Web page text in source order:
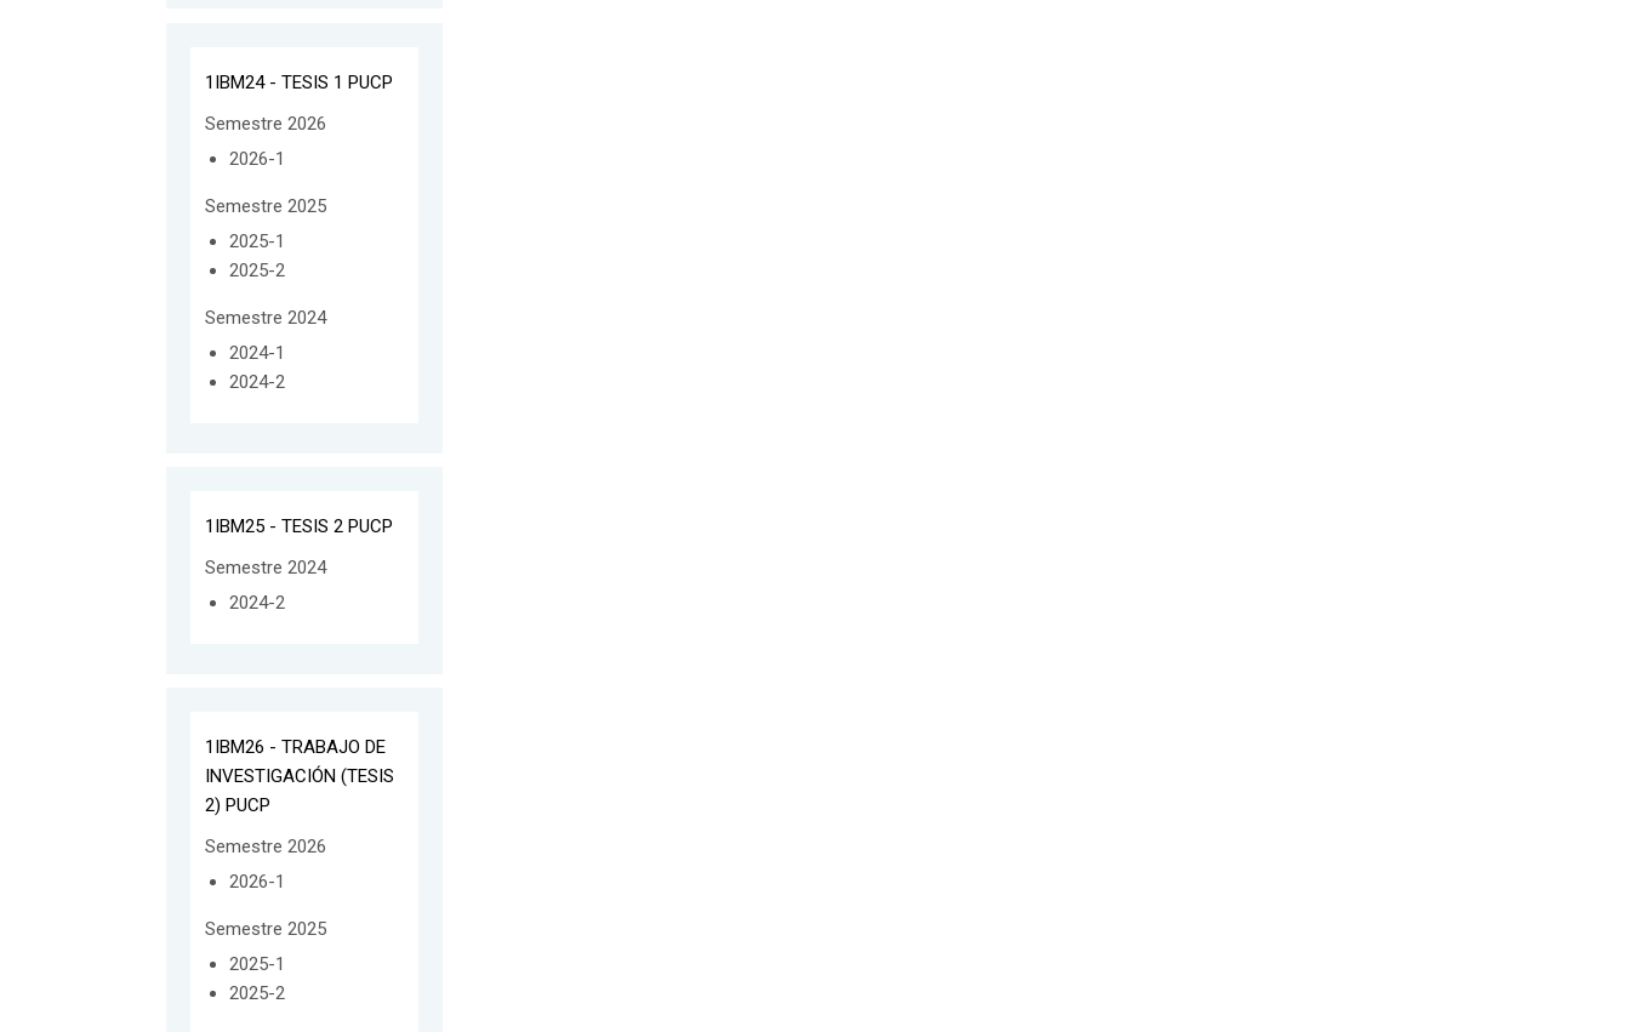
1IBM24 - TESIS 1 PUCP
Semestre 2026
2026-1
Semestre 2025
2025-1
2025-2
Semestre 2024
2024-1
2024-2
1IBM25 - TESIS 2 PUCP
Semestre 2024
2024-2
1IBM26 - TRABAJO DE
INVESTIGACIÓN (TESIS
2) PUCP
Semestre 2026
2026-1
Semestre 2025
2025-1
2025-2